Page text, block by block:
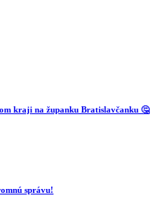
kraji na županku Bratislavčanku 🤔
správu!